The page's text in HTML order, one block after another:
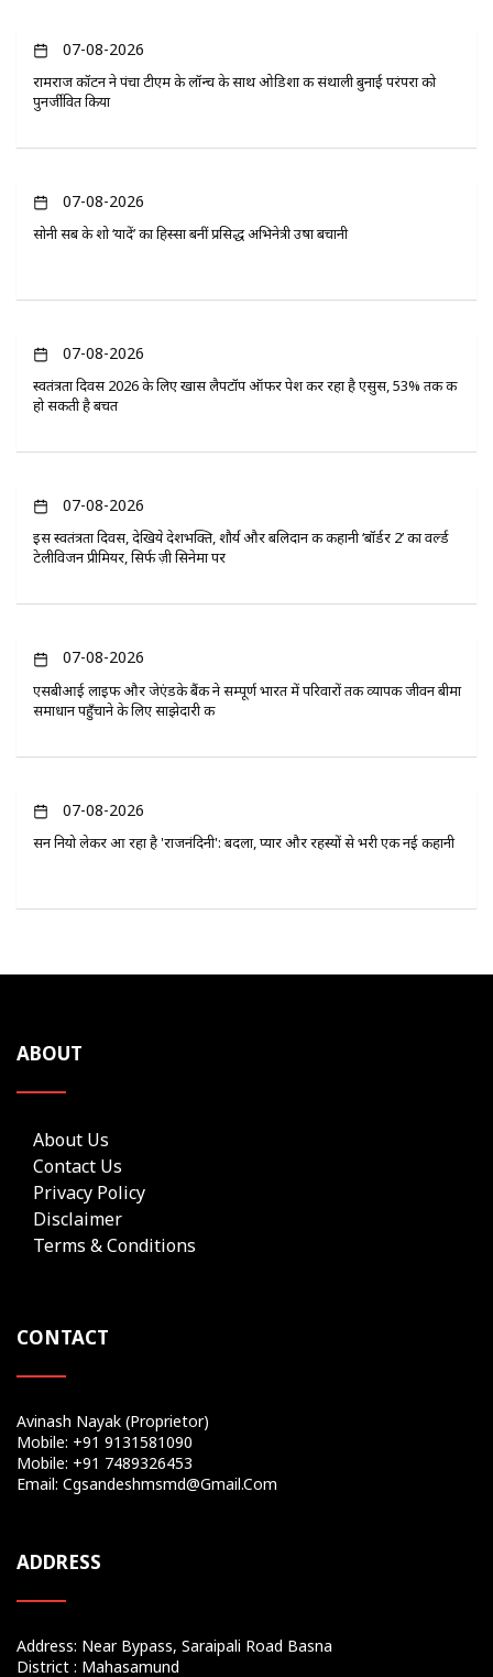
07-08-2026
रामराज कॉटन ने पंचा टीएम के लॉन्च के साथ ओडिशा की संथाली बुनाई परंपरा को
पुनर्जीवित किया
07-08-2026
सोनी सब के शो ‘यादें’ का हिस्सा बनीं प्रसिद्ध अभिनेत्री उषा बचानी
07-08-2026
स्वतंत्रता दिवस 2026 के लिए खास लैपटॉप ऑफर पेश कर रहा है एसुस, 53% तक की
हो सकती है बचत
07-08-2026
इस स्वतंत्रता दिवस, देखिये देशभक्ति, शौर्य और बलिदान की कहानी ‘बॉर्डर 2’ का वर्ल्ड
टेलीविजन प्रीमियर, सिर्फ ज़ी सिनेमा पर
07-08-2026
एसबीआई लाइफ और जेएंडके बैंक ने सम्पूर्ण भारत में परिवारों तक व्यापक जीवन बीमा
समाधान पहुँचाने के लिए साझेदारी की
07-08-2026
सन नियो लेकर आ रहा है 'राजनंदिनी': बदला, प्यार और रहस्यों से भरी एक नई कहानी
ABOUT
About Us
Contact Us
Privacy Policy
Disclaimer
Terms & Conditions
CONTACT
Avinash Nayak (Proprietor)
Mobile: +91 9131581090
Mobile: +91 7489326453
Email: Cgsandeshmsmd@gmail.com
ADDRESS
Address: Near Bypass, Saraipali Road Basna
District : Mahasamund